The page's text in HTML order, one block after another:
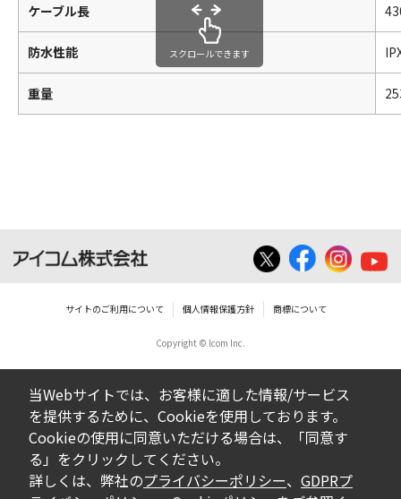
ケーブル長
防水性能
重量
スクロールできます
サイトのご利用について 個人情報保護方針 商標について
Copyright © Icom Inc.
当Webサイトでは、お客様に適した情報/サービス
を提供するために、Cookieを使用しております。
Cookieの使用に同意いただける場合は、「同意す
る」をクリックしてください。
詳しくは、弊社のプライバシーポリシー、 GDPRプ